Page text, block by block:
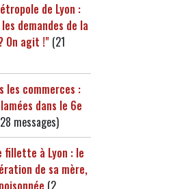
de Lyon :
demandes de la
On agit !" (21
les commerces :
dans le 6e
messages)
fillette à Lyon : le
de sa mère,
(2